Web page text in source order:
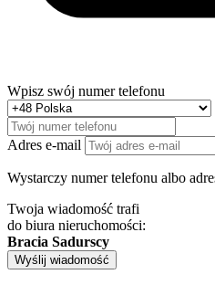
Wpisz swój numer telefonu
Adres e-mail
Wystarczy numer telefonu albo
Twoja wiadomość trafi
do biura nieruchomości:
Bracia Sadurscy
Wyślij wiadomość